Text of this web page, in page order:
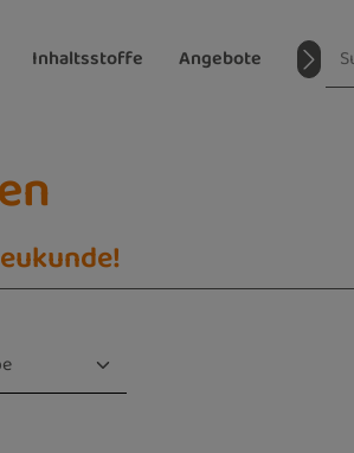
Inhaltsstoffe Angebote
Informationen